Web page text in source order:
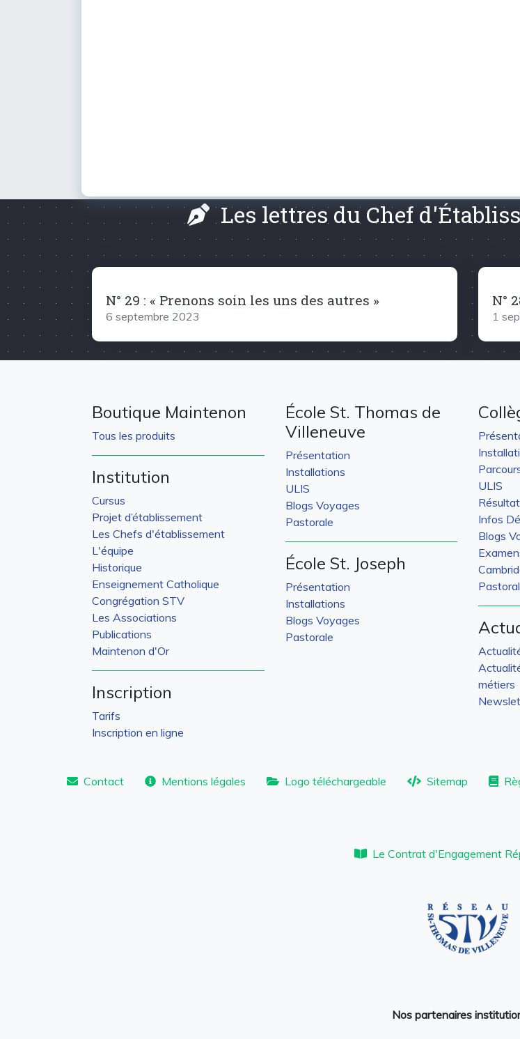
Les lettres du Chef
N° 29 : « Prenons soin les uns des autres »
6 septembre 2023
N°
1
Boutique Maintenon
Tous les produits
Institution
Cursus
Projet d’établissement
Les Chefs d'établissement
L'équipe
Historique
Enseignement Catholique
Congrégation STV
Les Associations
Publications
Maintenon d'Or
Inscription
Tarifs
Inscription en ligne
École St. Thomas de
Villeneuve
Présentation
Installations
ULIS
Blogs Voyages
Pastorale
École St. Joseph
Présentation
Installations
Blogs Voyages
Pastorale
ULIS
Infos
Blogs
métiers
Contact Mentions légales Logo téléchargeable Sitemap
Le Contrat d'Engagement
Nos partenaires